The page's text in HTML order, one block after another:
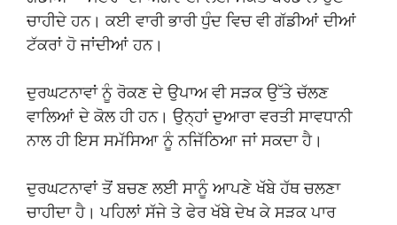
ਚਾਹੀਦੇ ਹਨ। ਕਈ ਵਾਰੀ ਭਾਰੀ ਧੁੰਦ ਵਿਚ ਵੀ ਗੱਡੀਆਂ ਦੀਆਂ
ਟੱਕਰਾਂ ਹੋ ਜਾਂਦੀਆਂ ਹਨ।
ਦੁਰਘਟਨਾਵਾਂ ਨੂੰ ਰੋਕਣ ਦੇ ਉਪਾਅ ਵੀ ਸੜਕ ਉੱਤੇ ਚੱਲਣ
ਵਾਲਿਆਂ ਦੇ ਕੋਲ ਹੀ ਹਨ। ਉਨ੍ਹਾਂ ਦੁਆਰਾ ਵਰਤੀ ਸਾਵਧਾਨੀ
ਨਾਲ ਹੀ ਇਸ ਸਮੱਸਿਆ ਨੂੰ ਨਜਿੱਠਿਆ ਜਾਂ ਸਕਦਾ ਹੈ।
ਦੁਰਘਟਨਾਵਾਂ ਤੋਂ ਬਚਣ ਲਈ ਸਾਨੂੰ ਆਪਣੇ ਖੱਬੇ ਹੱਥ ਚਲਣਾ
ਚਾਹੀਦਾ ਹੈ। ਪਹਿਲਾਂ ਸੱਜੇ ਤੇ ਫੇਰ ਖੱਬੇ ਦੇਖ ਕੇ ਸੜਕ ਪਾਰ